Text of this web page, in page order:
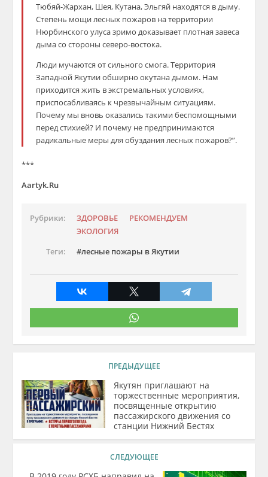
Тюбяй-Жархан, Шея, Кутана, Эльгяй находятся в дыму.
Степень мощи лесных пожаров на территории
Нюрбинского улуса зримо доказывает плотная завеса
дыма со стороны северо-востока.
Люди мучаются от сильного смога. Территория
Западной Якутии обширно окутана дымом. Нам
приходится жить в экстремальных условиях,
приспосабливаясь к чрезвычайным ситуациям.
Почему мы вновь оказались такими беспомощными
перед стихией? И почему не предпринимаются
радикальные меры для обуздания лесных пожаров?”.
***
Aartyk.Ru
Рубрики: ЗДОРОВЬЕ
РЕКОМЕНДУЕМ
ЭКОЛОГИЯ
Теги:
лесные пожары в Якутии
ПРЕДЫДУЩЕЕ
Якутян приглашают на
торжественные мероприятия,
посвященные открытию
пассажирского движения со
станции Нижний Бестях
СЛЕДУЮЩЕЕ